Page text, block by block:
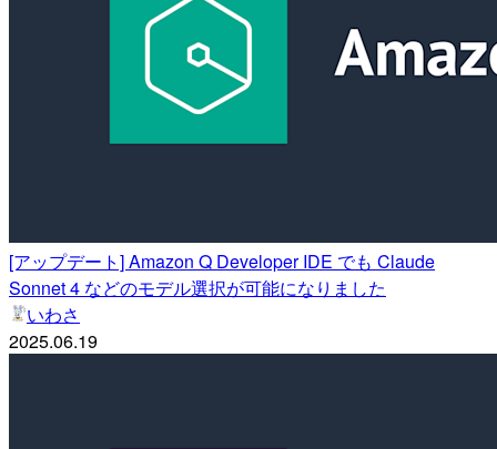
[アップデート] Amazon Q Developer IDE でも Claude
Sonnet 4 などのモデル選択が可能になりました
いわさ
2025.06.19